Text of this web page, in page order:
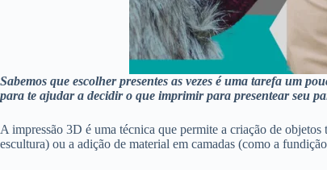
Sabemos que escolher presentes as vezes é uma tarefa um
para te ajudar a decidir o que imprimir para presentear seu
A impressão 3D é uma técnica que permite a criação de
escultura) ou a adição de material em camadas (como a